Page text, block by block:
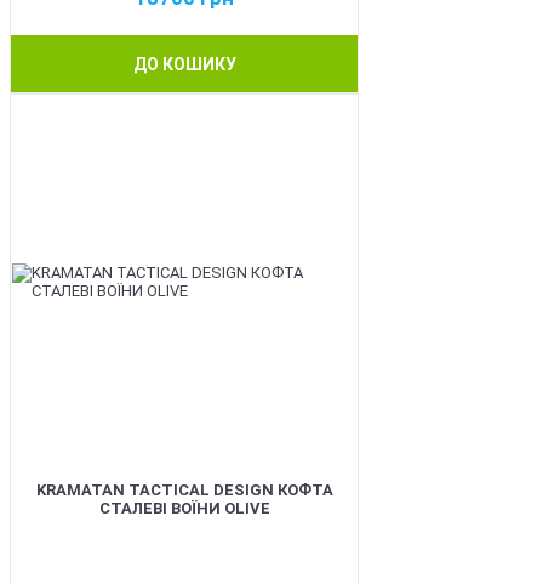
ДО КОШИКУ
KRAMATAN TACTICAL DESIGN КОФТА
СТАЛЕВІ ВОЇНИ OLIVE